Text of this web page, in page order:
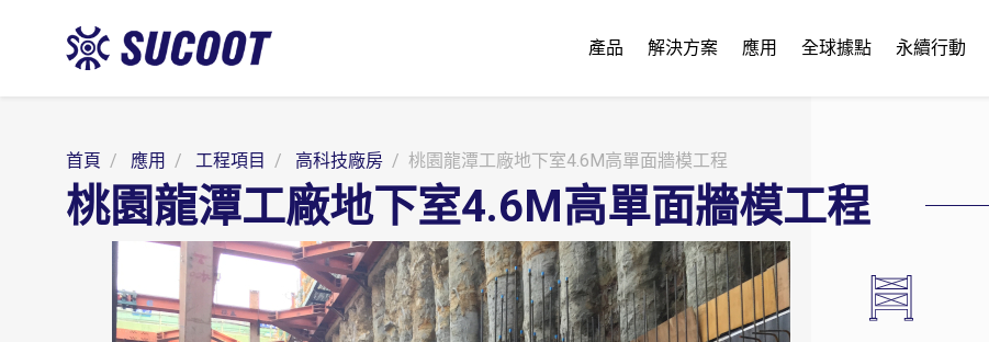
產品 解決方案 應用 全球據點 永續行動
首頁 應用 工程項目 高科技廠房 桃園龍潭工廠地下室4.6M高單面牆模工程
桃園龍潭工廠地下室4.6M高單面牆模工程